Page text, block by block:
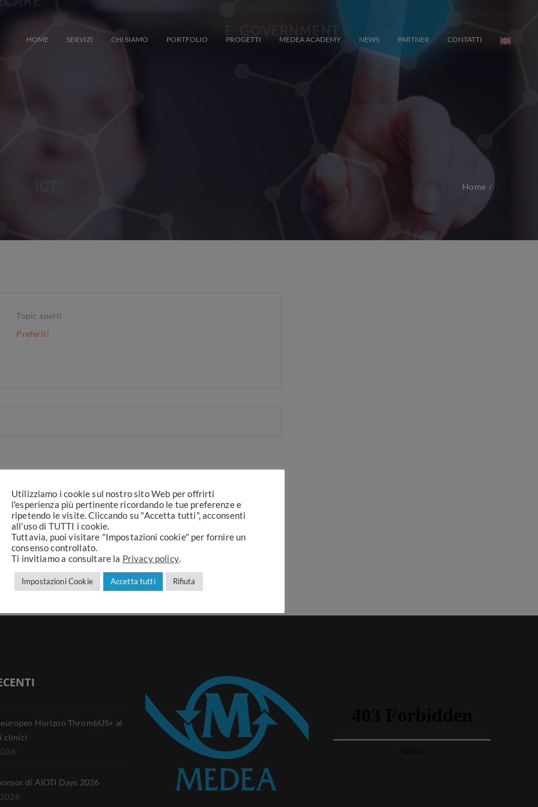
HOME SERVIZI CHI SIAMO PORTFOLIO PROGETTI MEDEA ACADEMY NEWS PARTNER CONTATTI
Home /
Topic aperti
Preferiti
Horizon ThrombUS+ al
clinici
di AIOTI Days 2026
Utilizziamo i cookie sul nostro sito Web per offrirti
l'esperienza più pertinente ricordando le tue preferenze e
ripetendo le visite. Cliccando su "Accetta tutti", acconsenti
all'uso di TUTTI i cookie.
Tuttavia, puoi visitare "Impostazioni cookie" per fornire un
consenso controllato.
Ti invitiamo a consultare la Privacy policy.
Impostazioni Cookie Accetta tutti Rifiuta